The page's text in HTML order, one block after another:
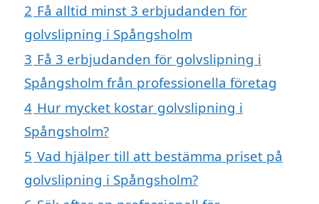
2 Få alltid minst 3 erbjudanden för
golvslipning i Spångsholm
3 Få 3 erbjudanden för golvslipning i
Spångsholm från professionella företag
4 Hur mycket kostar golvslipning i
Spångsholm?
5 Vad hjälper till att bestämma priset på
golvslipning i Spångsholm?